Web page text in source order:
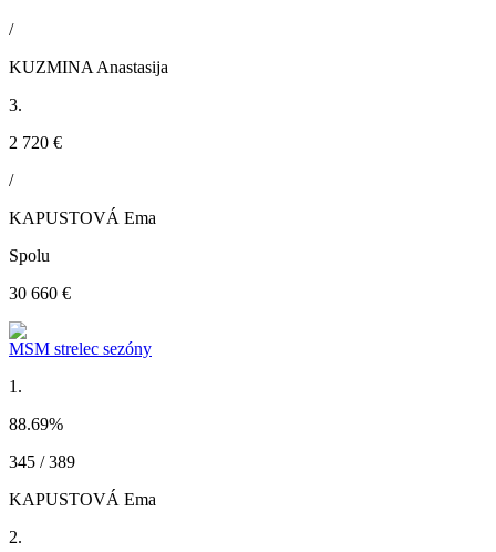
/
KUZMINA Anastasija
3.
2 720 €
/
KAPUSTOVÁ Ema
Spolu
30 660 €
MSM strelec sezóny
1.
88.69%
345 / 389
KAPUSTOVÁ Ema
2.